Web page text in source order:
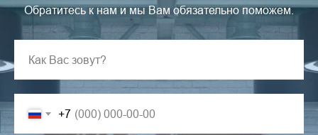
Обратитесь к нам и мы Вам обязательно поможем.
+7